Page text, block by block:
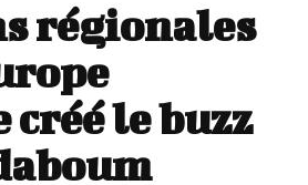
régionales
créé le buzz